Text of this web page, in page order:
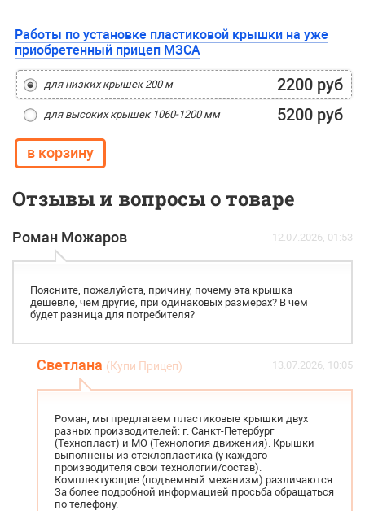
Работы по установке пластиковой крышки на уже
приобретенный прицеп МЗСА
для низких крышек 200 м 2200 руб
для высоких крышек 1060-1200 мм 5200 руб
Отзывы и вопросы о товаре
Роман Можаров 12.07.2026, 01:53
Поясните, пожалуйста, причину, почему эта крышка
дешевле, чем другие, при одинаковых размерах? В чём
будет разница для потребителя?
Светлана (Купи Прицеп) 13.07.2026, 10:05
Роман, мы предлагаем пластиковые крышки двух
разных производителей: г. Санкт-Петербург
(Технопласт) и МО (Технология движения). Крышки
выполнены из стеклопластика (у каждого
производителя свои технологии/состав).
Комплектующие (подъемный механизм) различаются.
За более подробной информацией просьба обращаться
по телефону.